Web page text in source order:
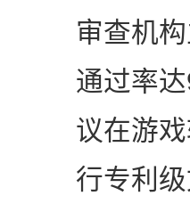
审查机
通过率
议在游
行专利